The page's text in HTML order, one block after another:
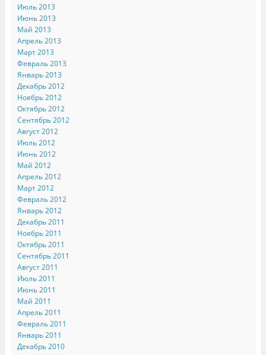
Июль 2013
Июнь 2013
Май 2013
Апрель 2013
Март 2013
Февраль 2013
Январь 2013
Декабрь 2012
Ноябрь 2012
Октябрь 2012
Сентябрь 2012
Август 2012
Июль 2012
Июнь 2012
Май 2012
Апрель 2012
Март 2012
Февраль 2012
Январь 2012
Декабрь 2011
Ноябрь 2011
Октябрь 2011
Сентябрь 2011
Август 2011
Июль 2011
Июнь 2011
Май 2011
Апрель 2011
Февраль 2011
Январь 2011
Декабрь 2010